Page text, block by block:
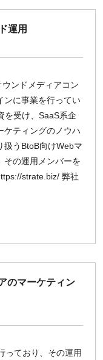
運用
ンドメディアコン
ンに事業を行ってい
を受け、SaaS系企
ケティングのノウハ
扱うBtoB向けWebマ
その運用メンバーを
strate.biz/ 弊社
のマーケティン
っており、その運用